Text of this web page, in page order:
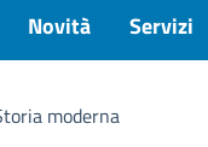
Novità Servizi
moderna